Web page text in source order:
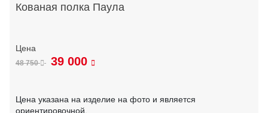
Кованая полка Паула
48 750 39 000
Цена указана на изделие на фото и является
ориентировочной.